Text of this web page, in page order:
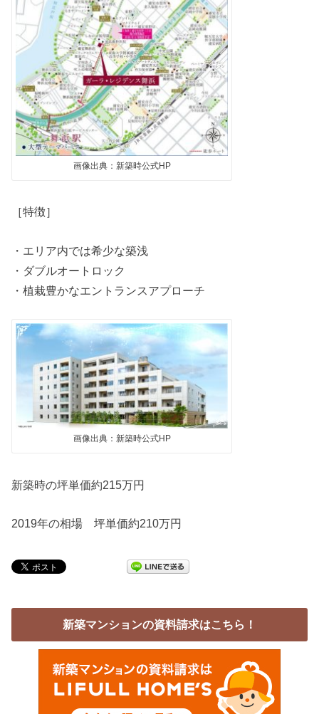
画像出典：新築時公式HP
［特徴］
・エリア内では希少な築浅
・ダブルオートロック
・植栽豊かなエントランスアプローチ
画像出典：新築時公式HP
新築時の坪単価約215万円
2019年の相場 坪単価約210万円
新築マンションの資料請求はこちら！